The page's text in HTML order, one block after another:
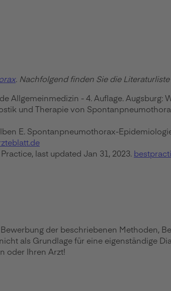
. Nachfolgend finden Sie die
Allgemeinmedizin - 4. Auflage. Augsburg:
und Therapie von
E. Spontanpneumothorax-
last updated Jan 31, 2023.
der beschriebenen Methoden,
als Grundlage für eine eigenständige
oder Ihren Arzt!